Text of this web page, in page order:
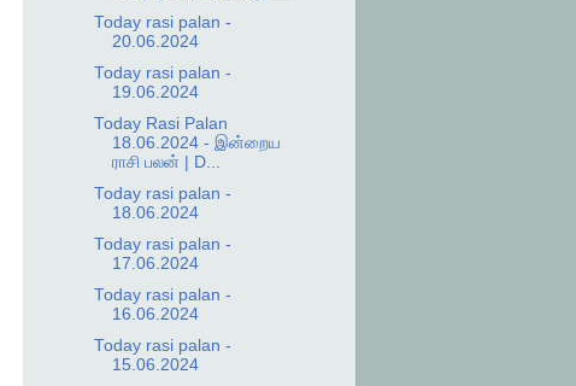
Today rasi palan -
20.06.2024
Today rasi palan -
19.06.2024
Today Rasi Palan
18.06.2024 - இன்றைய
ராசி பலன் | D...
Today rasi palan -
18.06.2024
Today rasi palan -
17.06.2024
Today rasi palan -
16.06.2024
Today rasi palan -
15.06.2024